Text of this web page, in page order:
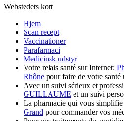
Webstedets kort
Hjem
Scan recept
Vaccinationer
Parafarmaci
Medicinsk udstyr
Votre relais santé sur Internet:
Rhône pour faire de votre santé
Avec un suivi sérieux et
GUILLAUME et un suivi
La pharmacie qui vous simplifie
Grand pour commander vos